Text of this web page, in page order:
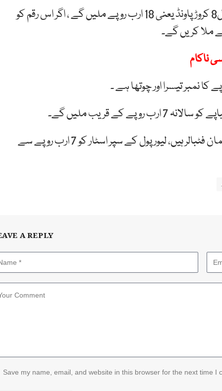
بارسلونا چھوڑ کر پی ایس جی جانے والی میسی کو اس سال8 کروڑ پاونڈ یعنی 18 ارب روپے ملیں گے ، اگر اس رقم کو
ملا کریں گے۔
ناکام
نمبر تیسرا اور چوتھا ہے ۔
محمد صلاح اس لسٹ میں سب سے اوپر آنے والے مسلمان فٹبالر ہیں، لیورپول کے سپر اسٹار کو 7 ارب روپے سے
A REPLY
Save my name, email, and website in this browser for the next time I